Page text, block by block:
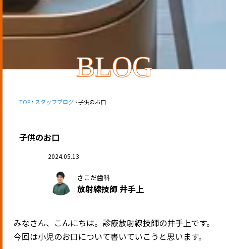
BLOG
TOP スタッフブログ 子供のお口
子供のお口
2024.05.13
さこだ歯科
放射線技師 井手上
みなさん、こんにちは。診療放射線技師の井手上です。
今回は小児のお口について書いていこうと思います。